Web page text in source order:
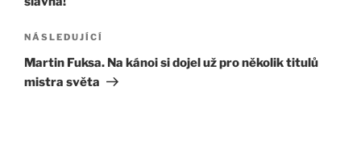
Následující
příspěvek
NÁSLEDUJÍCÍ
Martin Fuksa. Na kánoi si dojel už pro několik titulů
mistra světa